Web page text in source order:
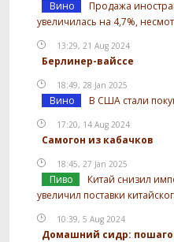
Вино
Продажа
увеличилась на 4,7%,
13:29, 21 Aug 2024
Берлинер-вайссе
18:49, 28 Jan 2025
Вино В США стали
17:20, 14 Aug 2024
Самогон из кабачков
18:45, 27 Jan 2025
Пиво
Китай снизил
увеличил поставки
10:39, 5 Aug 2024
Домашний сидр: